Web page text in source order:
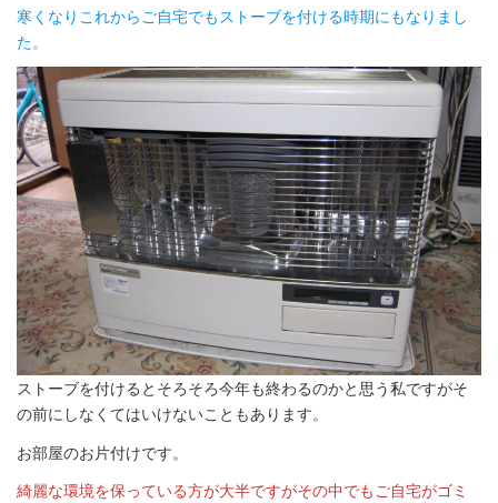
寒くなりこれからご自宅でもストーブを付ける時期にもなりまし
た。
ストーブを付けるとそろそろ今年も終わるのかと思う私ですがそ
の前にしなくてはいけないこともあります。
お部屋のお片付けです。
綺麗な環境を保っている方が大半ですがその中でもご自宅がゴミ